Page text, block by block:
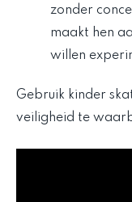
zonder
maakt hen
willen
Gebruik kinder
veiligheid te